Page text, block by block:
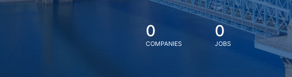
0
COMPANIES
0
JOBS